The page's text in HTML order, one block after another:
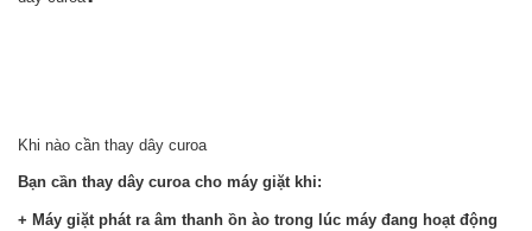
Khi nào cần thay dây curoa
Bạn cần thay dây curoa cho máy giặt khi:
+ Máy giặt phát ra âm thanh ồn ào trong lúc máy đang hoạt động